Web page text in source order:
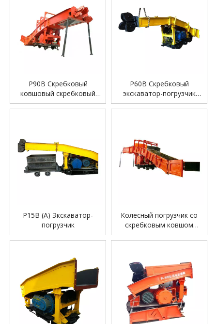
P90B Скребковый
ковшовый скребковый
погрузчик для подземных
P60B Скребковый
экскаватор-погрузчик
Каменный ковш
P15B (A) Экскаватор-
погрузчик
Колесный погрузчик со
скребковым ковшом
P150B